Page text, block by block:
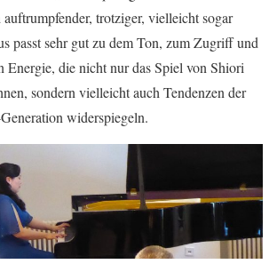
trotziger, vielleicht sogar
passt sehr gut zu dem Ton, zum Zugriff und
Energie, die nicht nur das Spiel von Shiori
sondern vielleicht auch Tendenzen der
widerspiegeln.